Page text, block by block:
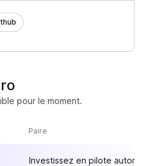
pour le moment.
Paire
Investissez en pilote